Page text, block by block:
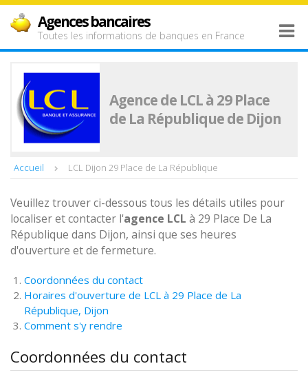
Agences bancaires
Toutes les informations de banques en France
Agence de LCL à 29 Place
de La République de Dijon
Accueil LCL Dijon 29 Place de La République
Veuillez trouver ci-dessous tous les détails utiles pour
localiser et contacter l'agence LCL à 29 Place De La
République dans Dijon, ainsi que ses heures
d'ouverture et de fermeture.
Coordonnées du contact
Horaires d'ouverture de LCL à 29 Place de La
République, Dijon
Comment s'y rendre
Coordonnées du contact